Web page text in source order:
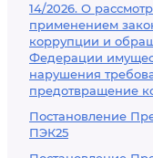
14/2026. О
применением
коррупции и
Федерации
нарушения
предотвращение
Постановление
ПЭК25